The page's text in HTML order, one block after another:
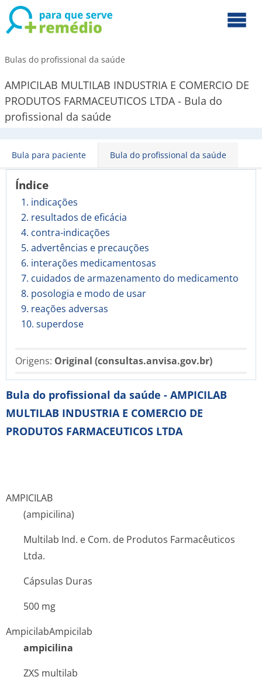
Bulas do profissional da saúde
AMPICILAB MULTILAB INDUSTRIA E COMERCIO DE
PRODUTOS FARMACEUTICOS LTDA - Bula do
profissional da saúde
Bula para paciente Bula do profissional da saúde
Índice
1. indicações
2. resultados de eficácia
4. contra-indicações
5. advertências e precauções
6. interações medicamentosas
7. cuidados de armazenamento do medicamento
8. posologia e modo de usar
9. reações adversas
10. superdose
Origens: Original (consultas.anvisa.gov.br)
Bula do profissional da saúde - AMPICILAB
MULTILAB INDUSTRIA E COMERCIO DE
PRODUTOS FARMACEUTICOS LTDA
AMPICILAB
(ampicilina)
Multilab Ind. e Com. de Produtos Farmacêuticos
Ltda.
Cápsulas Duras
500 mg
AmpicilabAmpicilab
ampicilina
ZXS multilab